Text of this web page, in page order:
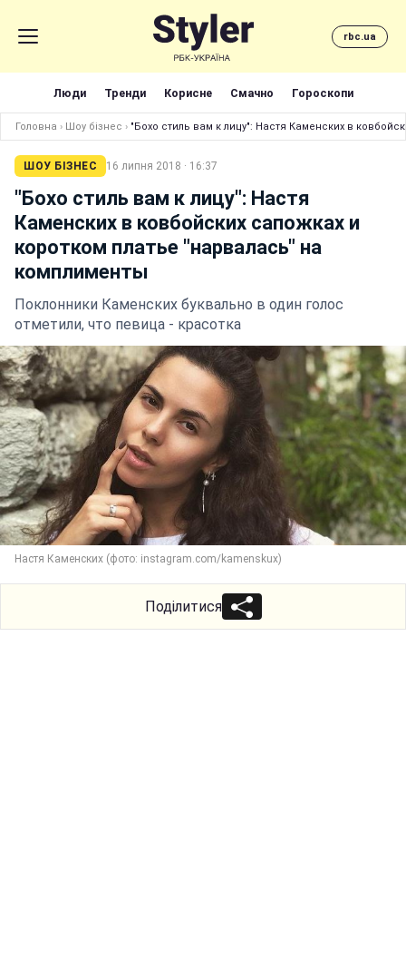
rbc.ua
Люди Тренди Корисне Смачно Гороскопи
Головна › Шоу бізнес › "Бохо стиль вам к лицу": Настя Каменских в
ШОУ БІЗНЕС 16 липня 2018 · 16:37
"Бохо стиль вам к лицу": Настя
Каменских в ковбойских сапожках и
коротком платье "нарвалась" на
комплименты
Поклонники Каменских буквально в один голос
отметили, что певица - красотка
Настя Каменских (фото: instagram.com/kamenskux)
Поділитися